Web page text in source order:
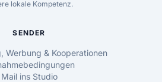
lokale Kompetenz.
SENDER
Werbung & Kooperationen
Mail ins Studio